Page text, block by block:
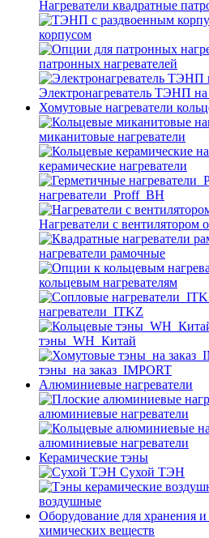
Нагреватели квадратные
корпусом
патронных нагревателей
Электронагреватель ТЭНП на
Хомутовые нагреватели
миканитовые нагреватели
керамические нагреватели
нагреватели_Proff_BH
Нагреватели с вентилятором
нагреватели рамочные
кольцевым нагревателям
нагреватели_ITKZ
тэны_WH_Китай
тэны_на заказ_IMPORT
Алюминиевые нагреватели
алюминиевые нагреватели
алюминиевые нагреватели
Керамические тэны
Сухой ТЭН
воздушные
Оборудование для хранения
химических веществ